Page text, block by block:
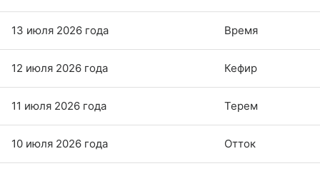
13 июля 2026 года Время
12 июля 2026 года Кефир
11 июля 2026 года Терем
10 июля 2026 года Отток